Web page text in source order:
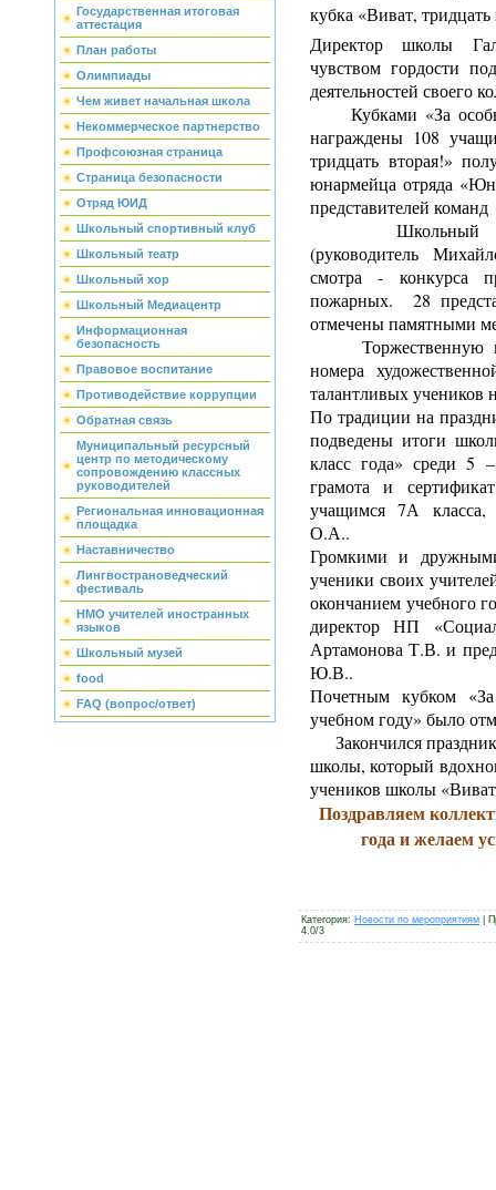
Государственная итоговая
аттестация
План работы
Олимпиады
Чем живет начальная школа
Некоммерческое партнерство
Профсоюзная страница
Страница безопасности
Отряд ЮИД
Школьный спортивный клуб
Школьный театр
Школьный хор
Школьный Медиацентр
Информационная
безопасность
Правовое воспитание
Противодействие коррупции
Обратная связь
Муниципальный ресурсный
центр по методическому
сопровождению классных
руководителей
Региональная инновационная
площадка
Наставничество
Лингвострановедческий
фестиваль
НМО учителей иностранных
языков
Школьный музей
food
FAQ (вопрос/ответ)
кубка «Виват,
Директор школы
чувством гордости
деятельностей своего
Кубками «За
награждены 108
тридцать вторая!»
юнармейца отряда
представителей
Школьный
(руководитель
смотра - конкурса
пожарных. 28
отмечены памятными
Торжественную
номера
талантливых
По традиции на
подведены итоги
класс года» среди 5
грамота и
учащимся 7А класса,
О.А..
Громкими и дружными
ученики своих
окончанием учебного
директор НП
Артамонова Т.В. и
Ю.В..
Почетным кубком
учебном году» было
Закончился
школы, который
учеников школы
Поздравляем
года и желаем
Категория: Новости по мероприятиям
4.0/3